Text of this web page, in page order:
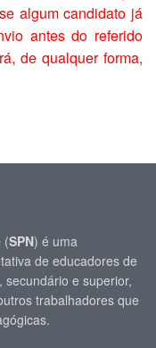
algum candidato já
antes do referido
de qualquer forma,
(SPN) é uma
de educadores de
secundário e superior,
trabalhadores que